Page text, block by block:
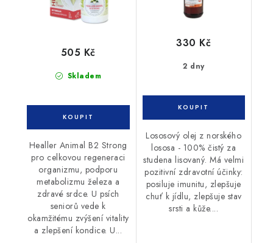
Skladem
505 Kč
Healler Animal B2 Strong
pro celkovou regeneraci
organizmu, podporu
metabolizmu železa a
zdravé srdce. U psích
seniorů vede k
okamžitému zvýšení vitality
a zlepšení kondice. U...
2 dny
330 Kč
Lososový olej z norského
lososa - 100% čistý za
studena lisovaný. Má velmi
pozitivní zdravotní účinky:
posiluje imunitu, zlepšuje
chuť k jídlu, zlepšuje stav
srsti a kůže....